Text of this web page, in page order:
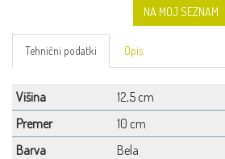
NA MOJ SEZNAM
Tehnični podatki Opis
Višina
12,5 cm
Premer
10 cm
Barva
Bela